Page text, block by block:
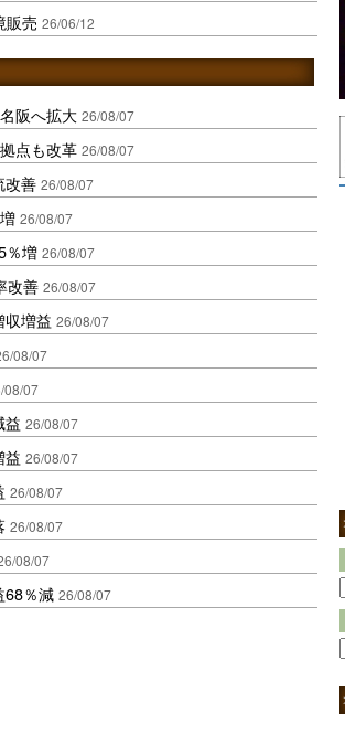
販売 26/06/12
阪へ拡大 26/08/07
点も改革 26/08/07
改善 26/08/07
26/08/07
％増 26/08/07
改善 26/08/07
収増益 26/08/07
08/07
08/07
益 26/08/07
益 26/08/07
26/08/07
26/08/07
08/07
68％減 26/08/07